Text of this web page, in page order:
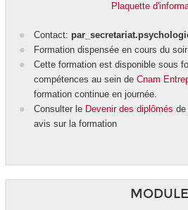
Plaquette
Contact:
Formation dispensée en cours du soir
Cette formation est disponible sous
compétences au sein de Cnam
formation continue en journée.
Consulter le Devenir des diplômés de
avis sur la formation
MODULE